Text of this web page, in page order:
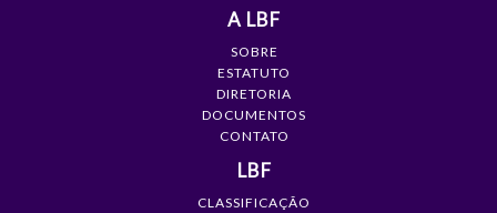
A LBF
SOBRE
ESTATUTO
DIRETORIA
DOCUMENTOS
CONTATO
LBF
CLASSIFICAÇÃO